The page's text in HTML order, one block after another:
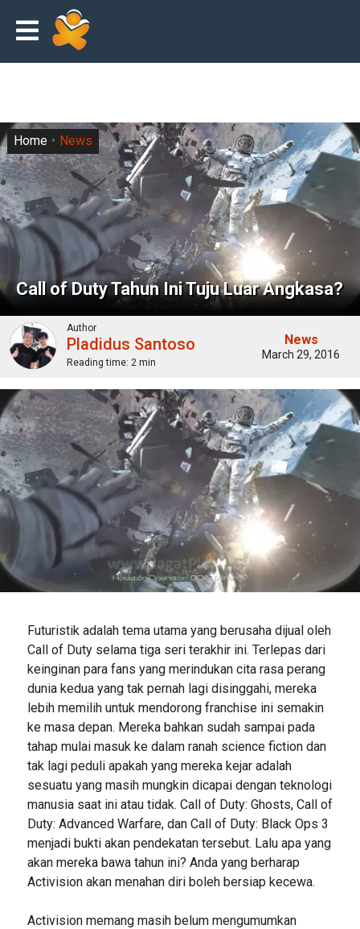
Call of Duty Tahun Ini Tuju Luar Angkasa?
Home News
Author
Pladidus Santoso
Reading time: 2 min
News
March 29, 2016
Futuristik adalah tema utama yang berusaha dijual oleh
Call of Duty selama tiga seri terakhir ini. Terlepas dari
keinginan para fans yang merindukan cita rasa perang
dunia kedua yang tak pernah lagi disinggahi, mereka
lebih memilih untuk mendorong franchise ini semakin
ke masa depan. Mereka bahkan sudah sampai pada
tahap mulai masuk ke dalam ranah science fiction dan
tak lagi peduli apakah yang mereka kejar adalah
sesuatu yang masih mungkin dicapai dengan teknologi
manusia saat ini atau tidak. Call of Duty: Ghosts, Call of
Duty: Advanced Warfare, dan Call of Duty: Black Ops 3
menjadi bukti akan pendekatan tersebut. Lalu apa yang
akan mereka bawa tahun ini? Anda yang berharap
Activision akan menahan diri boleh bersiap kecewa.
Activision memang masih belum mengumumkan